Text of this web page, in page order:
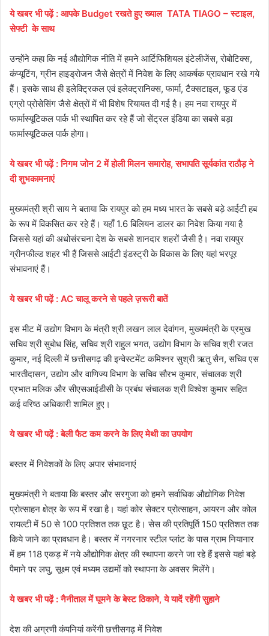
ये खबर भी पढ़ें: आपके Budget रखते हुए ख्याल TATA TIAGO – स्टाइल,
सेफ्टी के साथ
उन्होंने कहा कि नई औद्योगिक नीति में हमने आर्टिफिशियल इंटेलीजेंस, रोबोटिक्स,
कंप्यूटिंग, ग्रीन हाइड्रोजन जैसे क्षेत्रों में निवेश के लिए आकर्षक प्रावधान रखे गये
हैं। इसके साथ ही इलेक्ट्रिकल एवं इलेक्ट्रानिक्स, फार्मा, टैक्सटाइल, फूड एंड
एग्रो प्रोसेसिंग जैसे क्षेत्रों में भी विशेष रियायत दी गई है। हम नवा रायपुर में
फार्मास्यूटिकल पार्क भी स्थापित कर रहे हैं जो सेंट्रल इंडिया का सबसे बड़ा
फार्मास्यूटिकल पार्क होगा।
ये खबर भी पढ़ें: निगम जोन 2 में होली मिलन समारोह, सभापति सूर्यकांत राठौड़ ने
दी शुभकामनाएं
मुख्यमंत्री श्री साय ने बताया कि रायपुर को हम मध्य भारत के सबसे बड़े आईटी हब
के रूप में विकसित कर रहे हैं। यहाँ 1.6 बिलियन डालर का निवेश किया गया है
जिससे यहां की अधोसंरचना देश के सबसे शानदार शहरों जैसी है। नवा रायपुर
ग्रीनफील्ड शहर भी हैं जिससे आईटी इंडस्ट्री के विकास के लिए यहां भरपूर
संभावनाएं हैं।
ये खबर भी पढ़ें: AC चालू करने से पहले ज़रूरी बातें
इस मीट में उद्योग विभाग के मंत्री श्री लखन लाल देवांगन, मुख्यमंत्री के प्रमुख
सचिव श्री सुबोध सिंह, सचिव श्री राहुल भगत, उद्योग विभाग के सचिव श्री रजत
कुमार, नई दिल्ली में छत्तीसगढ़ की इन्वेस्टमेंट कमिश्नर सुश्री ऋतु सैन, सचिव एस
भारतीदासन, उद्योग और वाणिज्य विभाग के सचिव सौरभ कुमार, संचालक श्री
प्रभात मलिक और सीएसआईडीसी के प्रबंध संचालक श्री विश्वेश कुमार सहित
कई वरिष्ठ अधिकारी शामिल हुए।
ये खबर भी पढ़ें: बेली फैट कम करने के लिए मेथी का उपयोग
बस्तर में निवेशकों के लिए अपार संभावनाएं
मुख्यमंत्री ने बताया कि बस्तर और सरगुजा को हमने सर्वाधिक औद्योगिक निवेश
प्रोत्साहन क्षेत्र के रूप में रखा है। यहां कोर सेक्टर प्रोत्साहन, आयरन और कोल
रायल्टी में 50 से 100 प्रतिशत तक छूट है। सेस की प्रतिपूर्ति 150 प्रतिशत तक
किये जाने का प्रावधान है। बस्तर में नगरनार स्टील प्लांट के पास ग्राम नियानार
में हम 118 एकड़ में नये औद्योगिक क्षेत्र की स्थापना करने जा रहे हैं इससे यहां बड़े
पैमाने पर लघु, सूक्ष्म एवं मध्यम उद्यमों को स्थापना के अवसर मिलेंगे।
ये खबर भी पढ़ें: नैनीताल में घूमने के बेस्ट ठिकाने, ये यादें रहेंगी सुहाने
देश की अग्रणी कंपनियां करेंगी छत्तीसगढ़ में निवेश